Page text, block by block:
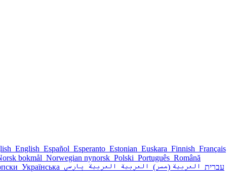
English Español Esperanto Estonian Euskara Finnish Français
bokmål Norwegian nynorsk Polski Português Română
Українська עברית العربية (مصر) العربية العربية
پارسی